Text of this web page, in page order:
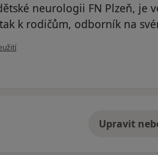
neurologii FN Plzeň, je
k rodičům, odborník na
uživatele Váš účet byl odstraněn
Upravit